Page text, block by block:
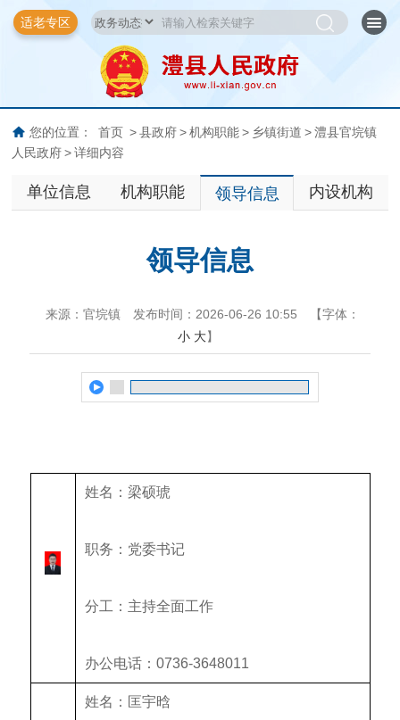
适老专区
您的位置： 首页 > 县政府 > 机构职能 > 乡镇街道 > 澧县官垸镇
人民政府 > 详细内容
单位信息 机构职能 领导信息 内设机构
领导信息
来源：官垸镇 发布时间：2026-06-26 10:55
【字体：
小 大】
姓名：梁硕琥
职务：党委书记
分工：主持全面工作
办公电话：0736-3648011
姓名：匡宇晗